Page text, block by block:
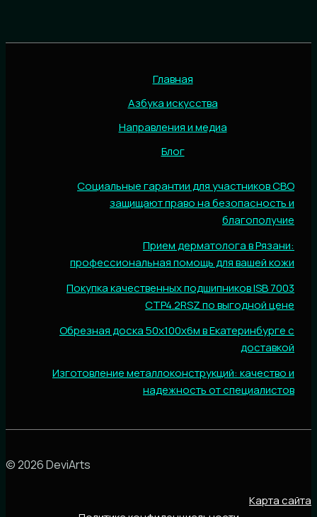
Главная
Азбука искусства
Направления и медиа
Блог
Социальные гарантии для участников СВО
защищают право на безопасность и
благополучие
Прием дерматолога в Рязани:
профессиональная помощь для вашей кожи
Покупка качественных подшипников ISB 7003
CTP4.2RSZ по выгодной цене
Обрезная доска 50х100х6м в Екатеринбурге с
доставкой
Изготовление металлоконструкций: качество и
надежность от специалистов
© 2026 DeviArts
Карта сайта